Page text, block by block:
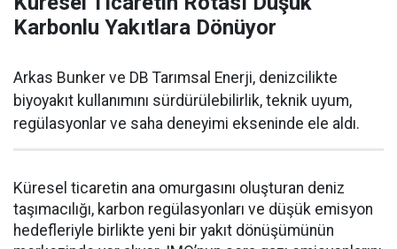
Karbonlu Yakıtlara Dönüyor
Arkas Bunker ve DB Tarımsal Enerji, denizcilikte
biyoyakıt kullanımını sürdürülebilirlik, teknik uyum,
regülasyonlar ve saha deneyimi ekseninde ele aldı.
Küresel ticaretin ana omurgasını oluşturan deniz
taşımacılığı, karbon regülasyonları ve düşük emisyon
hedefleriyle birlikte yeni bir yakıt dönüşümünün